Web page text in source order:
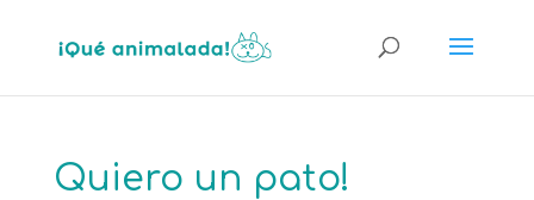
Quiero un pato!